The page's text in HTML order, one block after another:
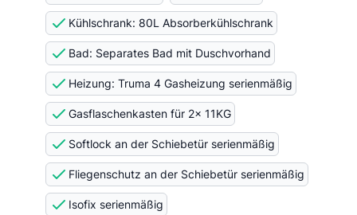
Kühlschrank: 80L Absorberkühlschrank
Bad: Separates Bad mit Duschvorhand
Heizung: Truma 4 Gasheizung serienmäßig
Gasflaschenkasten für 2x 11KG
Softlock an der Schiebetür serienmäßig
Fliegenschutz an der Schiebetür serienmäßig
Isofix serienmäßig